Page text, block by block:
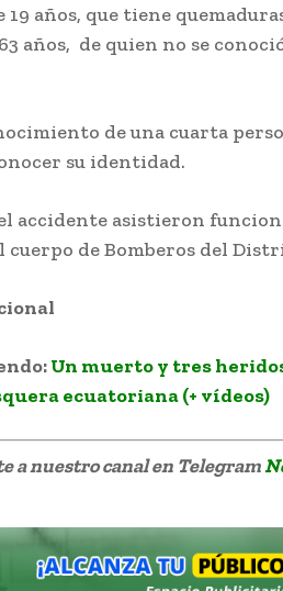
19 años, que tiene
años, de quien no se
de una cuarta
su identidad.
accidente asistieron
cuerpo de Bomberos del
Un muerto y tres
ecuatoriana (+ vídeos)
a nuestro canal en Telegram